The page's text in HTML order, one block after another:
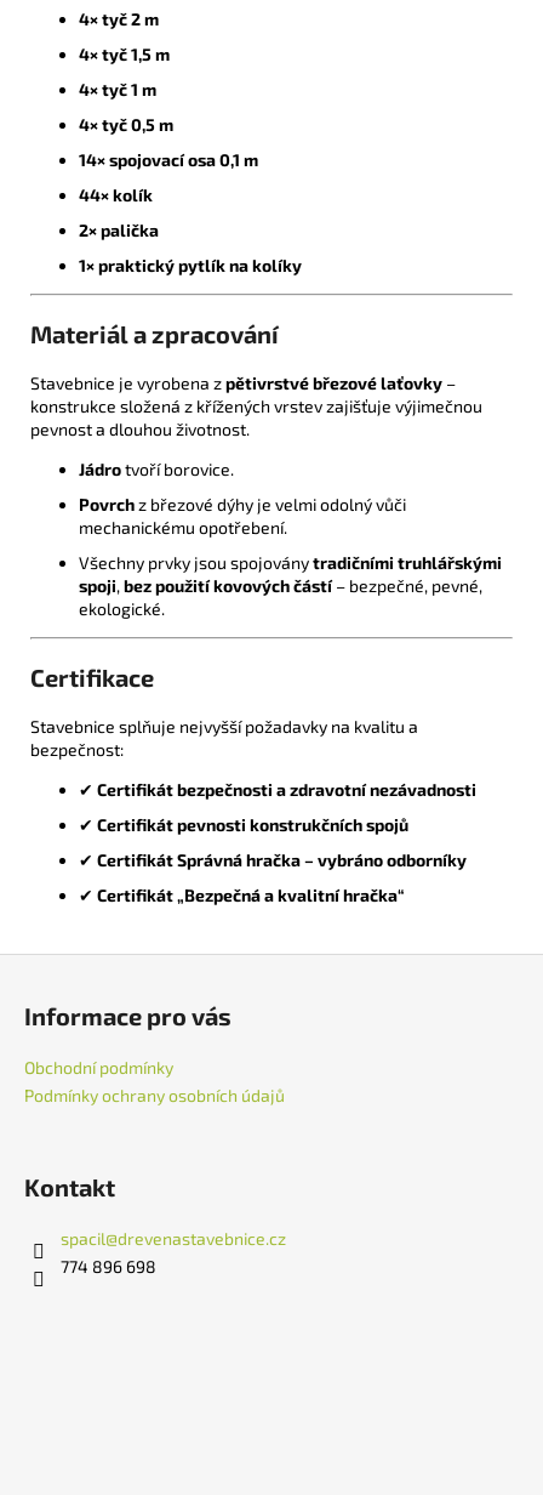
4× tyč 2 m
4× tyč 1,5 m
4× tyč 1 m
4× tyč 0,5 m
14× spojovací osa 0,1 m
44× kolík
2× palička
1× praktický pytlík na kolíky
Materiál a zpracování
Stavebnice je vyrobena zpětivrstvé březové laťovky –
konstrukce složená z křížených vrstev zajišťuje výjimečnou
pevnost a dlouhou životnost.
Jádrotvoří borovice.
Povrchz březové dýhy je velmi odolný vůči
mechanickému opotřebení.
Všechny prvky jsou spojoványtradičními truhlářskými
spoji,bez použití kovových částí– bezpečné, pevné,
ekologické.
Certifikace
Stavebnice splňuje nejvyšší požadavky na kvalitu a
bezpečnost:
✔ Certifikát bezpečnosti a zdravotní nezávadnosti
✔ Certifikát pevnosti konstrukčních spojů
✔ Certifikát Správná hračka – vybráno odborníky
✔ Certifikát „Bezpečná a kvalitní hračka“
Informace pro vás
Obchodní podmínky
Podmínky ochrany osobních údajů
Kontakt
spacil@drevenastavebnice.cz
‭774 896 698‬